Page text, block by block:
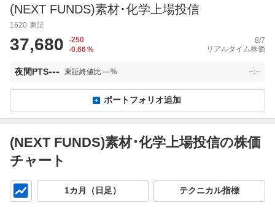
(NEXT FUNDS)素材･化学上場投信
1620 東証
37,680
-250
-0.66%
8/7
リアルタイム株価
夜間PTS--- 東証終値比---% --:--
ポートフォリオ追加
(NEXT FUNDS)素材･化学上場投信の株価
チャート
1カ月（日足） テクニカル指標